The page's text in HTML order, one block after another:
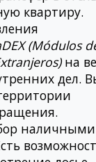
квартиру.
(Módulos
на
дел.
наличными